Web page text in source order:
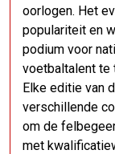
oorlogen. Het
populariteit en
podium voor
voetbaltalent te
Elke editie van
verschillende
om de
met